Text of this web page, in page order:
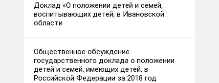
Доклад «О положении детей и семей,
воспитывающих детей, в Ивановской
области
Общественное обсуждение
государственного доклада о положении
детей и семей, имеющих детей, в
Российской Федерации за 2018 год